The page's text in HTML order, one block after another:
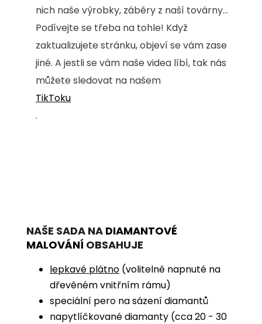
nich naše výrobky, záběry z naší továrny...
Podívejte se třeba na tohle! Když
zaktualizujete stránku, objeví se vám zase
jiné. A jestli se vám naše videa líbí, tak nás
můžete sledovat na našem
TikToku
.
NAŠE SADA NA DIAMANTOVÉ
MALOVÁNÍ OBSAHUJE
lepkavé plátno (volitelně napnuté na
dřevěném vnitřním rámu)
speciální pero na sázení diamantů
napytlíčkované diamanty (cca 20 - 30